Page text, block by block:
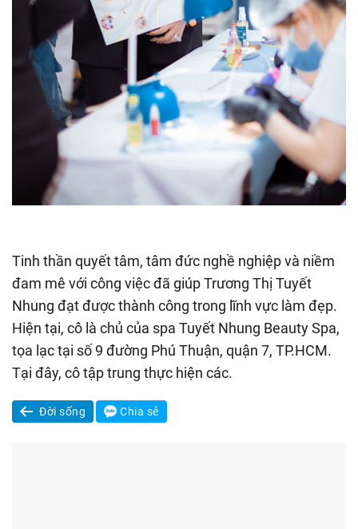
Tinh thần quyết tâm, tâm đức nghề nghiệp và niềm
đam mê với công việc đã giúp Trương Thị Tuyết
Nhung đạt được thành công trong lĩnh vực làm đẹp.
Hiện tại, cô là chủ của spa Tuyết Nhung Beauty Spa,
tọa lạc tại số 9 đường Phú Thuận, quận 7, TP.HCM.
Tại đây, cô tập trung thực hiện các.
Đời sống Chia sẻ